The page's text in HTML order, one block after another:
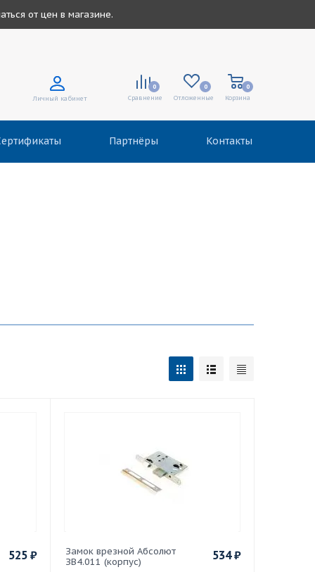
от цен в магазине.
Личный кабинет Сравнение
0
Отложенные
0
Корзина
0
Партнёры Контакты
525₽
Замок врезной Абсолют
ЗВ4.011 (корпус)
534₽